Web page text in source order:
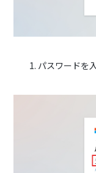
パスワードを